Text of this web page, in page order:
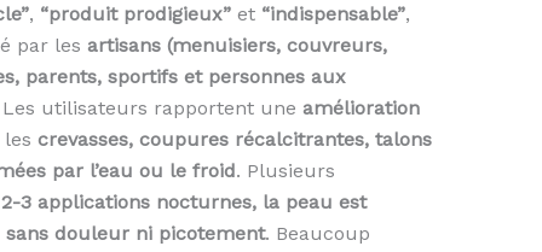
, “produit prodigieux” et “indispensable”,
par les artisans (menuisiers, couvreurs,
parents, sportifs et personnes aux
utilisateurs rapportent une amélioration
crevasses, coupures récalcitrantes, talons
par l’eau ou le froid. Plusieurs
3 applications nocturnes, la peau est
sans douleur ni picotement. Beaucoup